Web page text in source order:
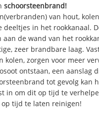
schoorsteenbrand!
van hout,
deeltjes in het rookkanaal.
aan de wand van het
zeer brandbare laag.
kolen, zorgen voor meer
ontstaan, een aanslag
tot gevolg kan
in om dit op tijd te
op tijd te laten reinigen!